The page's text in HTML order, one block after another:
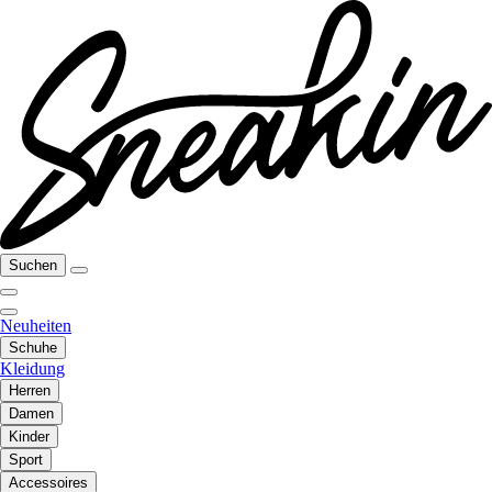
Suchen
Neuheiten
Schuhe
Kleidung
Herren
Damen
Kinder
Sport
Accessoires